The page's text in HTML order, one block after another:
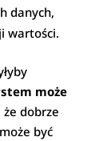
danych,
wartości.
może
że dobrze
być